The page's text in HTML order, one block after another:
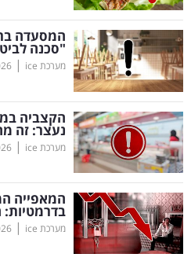
מינויים
רייטינג
רכב
בריאות
תרבות
ופנאי
תיירות
המסעדה
"סכנה
מערכת ice |
הקצביה
נעצר: זה
מערכת ice |
המאפייה
בדרמטיות:
מערכת ice |